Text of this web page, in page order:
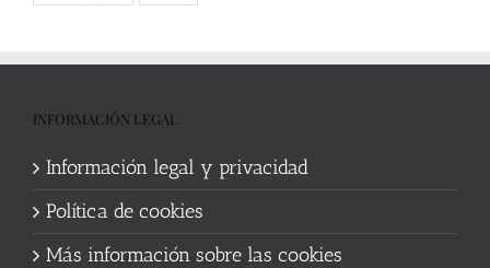
INFORMACIÓN LEGAL
Información legal y privacidad
Política de cookies
Más información sobre las cookies